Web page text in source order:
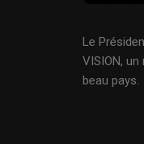
Le
VISION,
beau pays.